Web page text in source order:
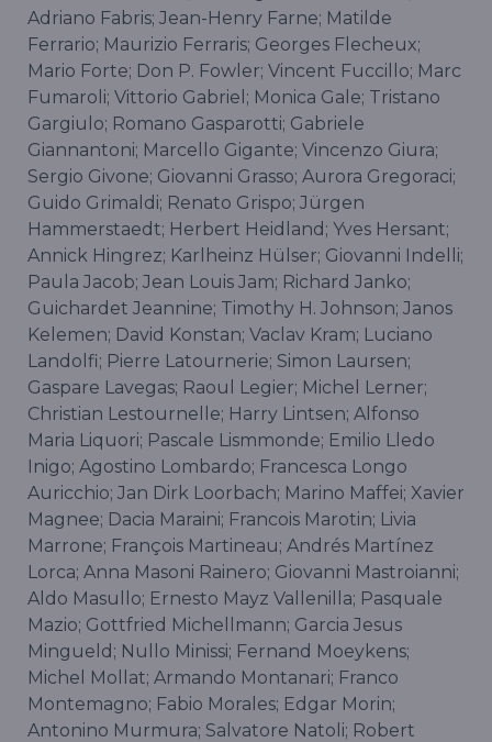
Adriano Fabris; Jean-Henry Farne; Matilde
Ferrario; Maurizio Ferraris; Georges Flecheux;
Mario Forte; Don P. Fowler; Vincent Fuccillo; Marc
Fumaroli; Vittorio Gabriel; Monica Gale; Tristano
Gargiulo; Romano Gasparotti; Gabriele
Giannantoni; Marcello Gigante; Vincenzo Giura;
Sergio Givone; Giovanni Grasso; Aurora Gregoraci;
Guido Grimaldi; Renato Grispo; Jürgen
Hammerstaedt; Herbert Heidland; Yves Hersant;
Annick Hingrez; Karlheinz Hülser; Giovanni Indelli;
Paula Jacob; Jean Louis Jam; Richard Janko;
Guichardet Jeannine; Timothy H. Johnson; Janos
Kelemen; David Konstan; Vaclav Kram; Luciano
Landolfi; Pierre Latournerie; Simon Laursen;
Gaspare Lavegas; Raoul Legier; Michel Lerner;
Christian Lestournelle; Harry Lintsen; Alfonso
Maria Liquori; Pascale Lismmonde; Emilio Lledo
Inigo; Agostino Lombardo; Francesca Longo
Auricchio; Jan Dirk Loorbach; Marino Maffei; Xavier
Magnee; Dacia Maraini; Francois Marotin; Livia
Marrone; François Martineau; Andrés Martínez
Lorca; Anna Masoni Rainero; Giovanni Mastroianni;
Aldo Masullo; Ernesto Mayz Vallenilla; Pasquale
Mazio; Gottfried Michellmann; Garcia Jesus
Mingueld; Nullo Minissi; Fernand Moeykens;
Michel Mollat; Armando Montanari; Franco
Montemagno; Fabio Morales; Edgar Morin;
Antonino Murmura; Salvatore Natoli; Robert